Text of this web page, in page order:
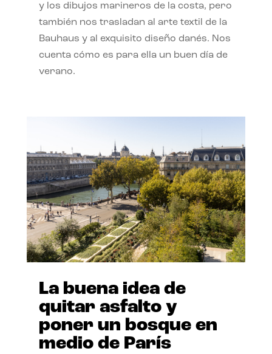
y los dibujos marineros de la costa, pero
también nos trasladan al arte textil de la
Bauhaus y al exquisito diseño danés. Nos
cuenta cómo es para ella un buen día de
verano.
La buena idea de
quitar asfalto y
poner un bosque en
medio de París